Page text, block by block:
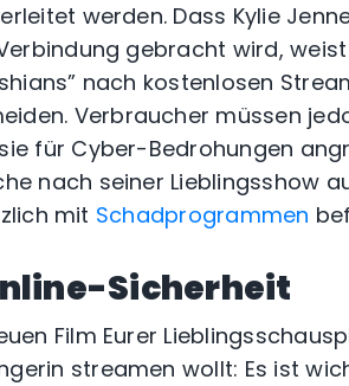
werden. Dass Kylie
gebracht wird,
nach kostenlosen
Verbraucher müssen
für Cyber-Bedrohungen
nach seiner Lieblingsshow
mit Schadprogrammen
Sicherheit
Film Eurer
streamen wollt: Es ist